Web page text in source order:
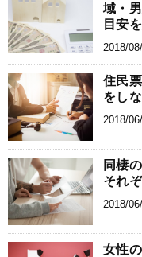
域・
目安
2018/
住民
をし
2018/
同棲
それ
2018/
女性